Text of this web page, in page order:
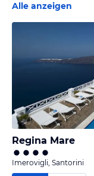
Alle anzeigen
Regina Mare
Imerovigli, Santorini